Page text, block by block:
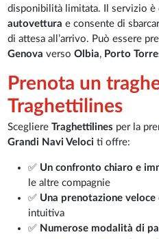
disponibilità limitata. Il servizio è
autovettura e consente di
di attesa all’arrivo. Può essere
Genova versoOlbia, Porto
Prenota un
Traghettilines
ScegliereTraghettilines per la
Grandi Navi Veloci ti offre:
✅ Un confronto chiaro e
le altre compagnie
✅ Una prenotazione veloce
intuitiva
✅ Numerose modalità di